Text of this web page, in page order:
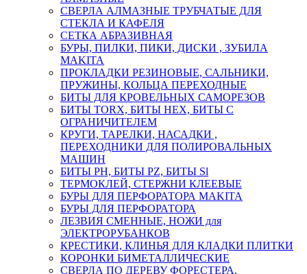
СВЕРЛА АЛМАЗНЫЕ ТРУБЧАТЫЕ ДЛЯ
СТЕКЛА И КАФЕЛЯ
СЕТКА АБРАЗИВНАЯ
БУРЫ, ПИЛКИ, ПИКИ, ДИСКИ , ЗУБИЛА
MAKITA
ПРОКЛАДКИ РЕЗИНОВЫЕ, САЛЬНИКИ,
ПРУЖИНЫ, КОЛЬЦА ПЕРЕХОДНЫЕ
БИТЫ ДЛЯ КРОВЕЛЬНЫХ САМОРЕЗОВ
БИТЫ TORX, БИТЫ НЕХ, БИТЫ С
ОГРАНИЧИТЕЛЕМ
КРУГИ, ТАРЕЛКИ, НАСАДКИ ,
ПЕРЕХОДНИКИ ДЛЯ ПОЛИРОВАЛЬНЫХ
МАШИН
БИТЫ PH, БИТЫ PZ, БИТЫ Sl
ТЕРМОКЛЕЙ, СТЕРЖНИ КЛЕЕВЫЕ
БУРЫ ДЛЯ ПЕРФОРАТОРА MAKITA
БУРЫ ДЛЯ ПЕРФОРАТОРА
ЛЕЗВИЯ СМЕННЫЕ, НОЖИ для
ЭЛЕКТРОРУБАНКОВ
КРЕСТИКИ, КЛИНЬЯ ДЛЯ КЛАДКИ ПЛИТКИ
КОРОНКИ БИМЕТАЛЛИЧЕСКИЕ
СВЕРЛА ПО ДЕРЕВУ ФОРЕСТЕРА,